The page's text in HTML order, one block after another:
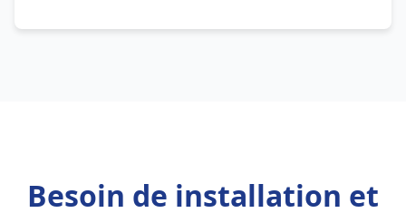
Besoin de installation et